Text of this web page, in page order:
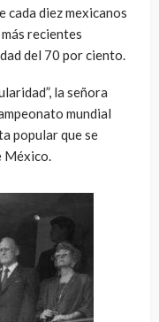
cada diez mexicanos
recientes
del 70 por ciento.
la señora
mundial
popular que se
México.